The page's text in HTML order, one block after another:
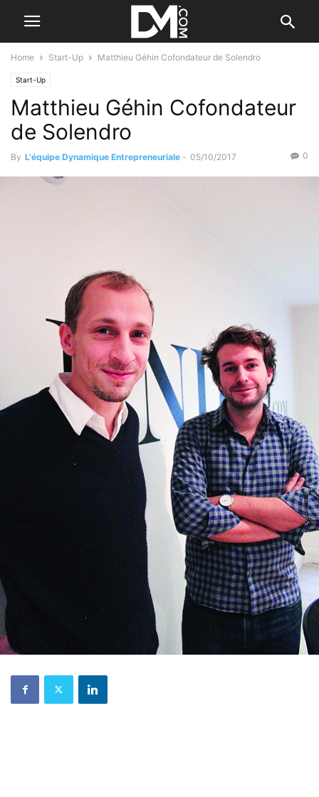
Home Start-Up Matthieu Géhin Cofondateur de Solendro
Start-Up
Matthieu Géhin Cofondateur
de Solendro
By L'équipe Dynamique Entrepreneuriale - 05/10/2017 0